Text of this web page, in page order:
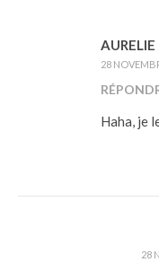
AURELIE
28
Haha, je
28